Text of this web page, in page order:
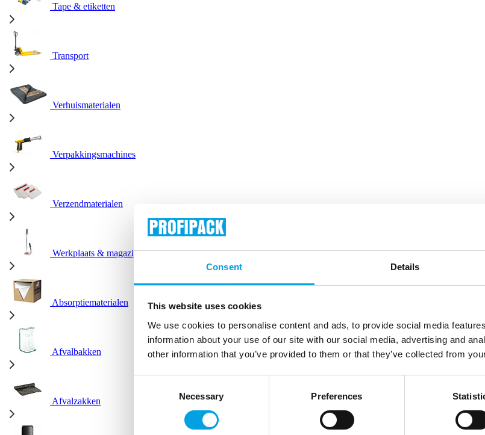
Consent Details
This website uses cookies
We use cookies to personalise content and ads, to provide social media
information about your use of our site with our social media, advertising and
other information that you’ve provided to them or that they’ve collected from
Necessary Preferences
Tape & etiketten
Transport
Verhuismaterialen
Verpakkingsmachines
Verzendmaterialen
Werkplaats & magazijn
Absorptiematerialen
Afvalbakken
Afvalzakken